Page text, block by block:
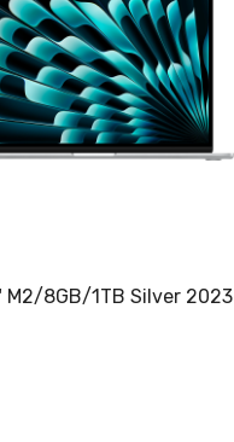
M2/8GB/1TB Silver 2023